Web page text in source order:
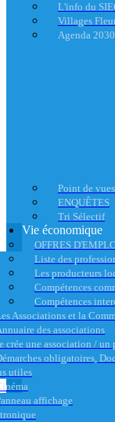
L'info du
Villages
Agenda 2030
Point de vues
ENQUÊTES
Tri Sélectif
Vie économique
OFFRES
Liste des
Les producteurs
Compétences
Compétences
Associations et la
des associations
crée une association / un
obligatoires,
utiles
affichage